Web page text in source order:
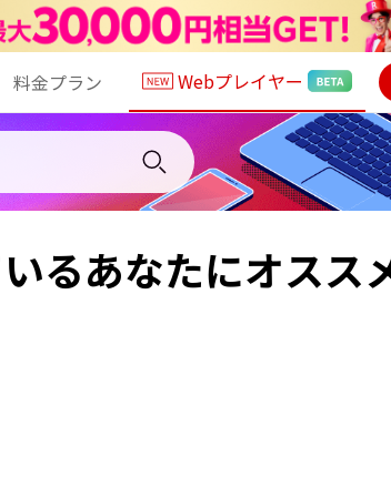
料金プラン Webプレイヤー
るあなたにオスス